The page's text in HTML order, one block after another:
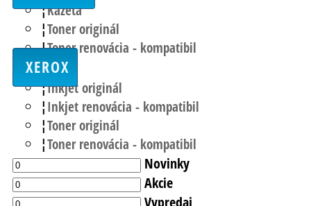
Kazeta
Toner originál
Toner renovácia - kompatibil
XEROX
Inkjet originál
Inkjet renovácia - kompatibil
Toner originál
Toner renovácia - kompatibil
Novinky
Akcie
Vypredaj